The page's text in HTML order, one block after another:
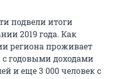
подвели итоги
2019 года. Как
региона проживает
с годовыми доходами
и еще 3 000 человек с